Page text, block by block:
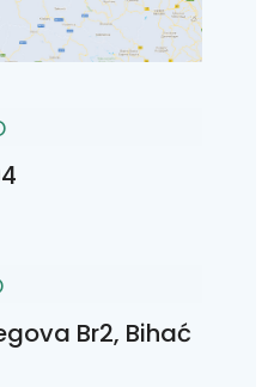
Br2, Bihać